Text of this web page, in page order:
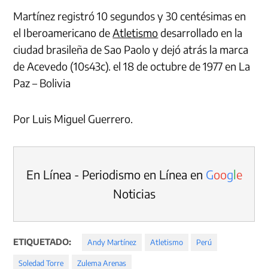
Martínez registró 10 segundos y 30 centésimas en
el Iberoamericano deAtletismodesarrollado en la
ciudad brasileña de Sao Paolo y dejó atrás la marca
de Acevedo (10s43c). el 18 de octubre de 1977 en La
Paz – Bolivia
Por Luis Miguel Guerrero.
En Línea - Periodismo en Línea en Google
Noticias
ETIQUETADO: Andy Martínez Atletismo Perú
Soledad Torre Zulema Arenas